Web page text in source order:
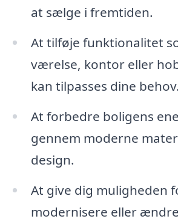
at sælge i fremtiden.
At tilføje funktionalitet
værelse, kontor eller
kan tilpasses dine behov.
At forbedre boligens
gennem moderne
design.
At give dig muligheden
modernisere eller